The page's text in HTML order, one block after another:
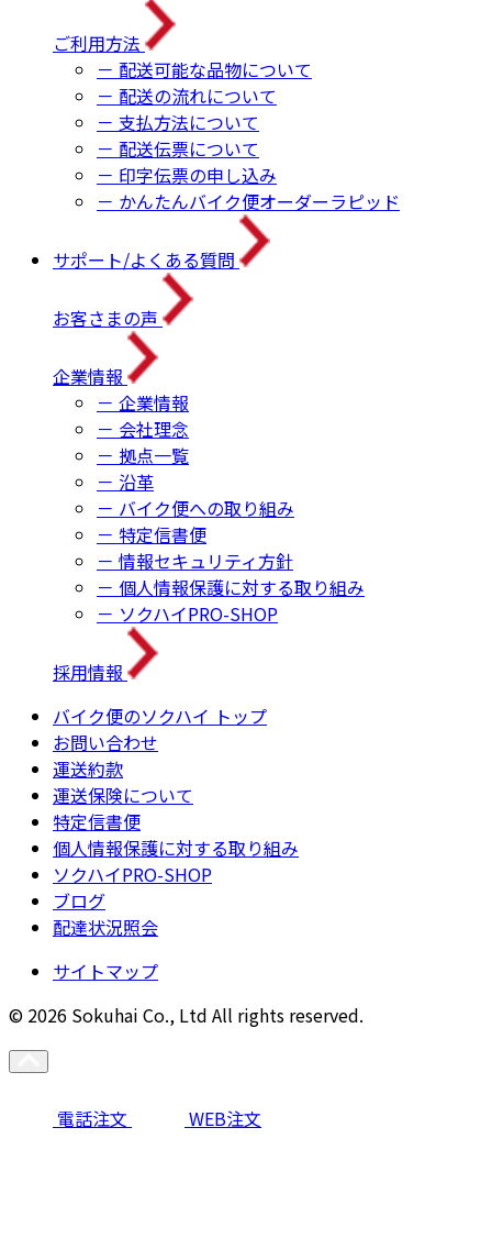
ご利用方法
－ 配送可能な品物について
－ 配送の流れについて
－ 支払方法について
－ 配送伝票について
－ 印字伝票の申し込み
－ かんたんバイク便オーダーラピッド
サポート/よくある質問
お客さまの声
企業情報
－ 企業情報
－ 会社理念
－ 拠点一覧
－ 沿革
－ バイク便への取り組み
－ 特定信書便
－ 情報セキュリティ方針
－ 個人情報保護に対する取り組み
－ ソクハイPRO-SHOP
採用情報
バイク便のソクハイ トップ
お問い合わせ
運送約款
運送保険について
特定信書便
個人情報保護に対する取り組み
ソクハイPRO-SHOP
ブログ
配達状況照会
サイトマップ
© 2026 Sokuhai Co., Ltd All rights reserved.
電話注文 WEB注文